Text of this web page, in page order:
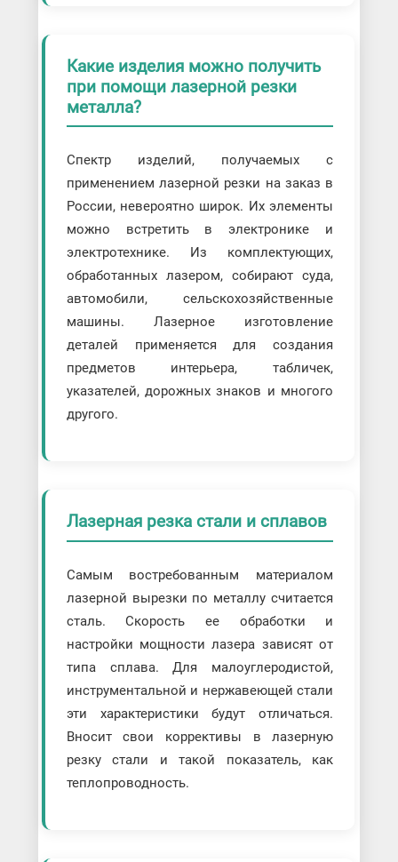
Какие изделия можно получить
при помощи лазерной резки
металла?
Спектр изделий, получаемых с
применением лазерной резки на заказ в
России, невероятно широк. Их элементы
можно встретить в электронике и
электротехнике. Из комплектующих,
обработанных лазером, собирают суда,
автомобили, сельскохозяйственные
машины. Лазерное изготовление
деталей применяется для создания
предметов интерьера, табличек,
указателей, дорожных знаков и многого
другого.
Лазерная резка стали и сплавов
Самым востребованным материалом
лазерной вырезки по металлу считается
сталь. Скорость ее обработки и
настройки мощности лазера зависят от
типа сплава. Для малоуглеродистой,
инструментальной и нержавеющей стали
эти характеристики будут отличаться.
Вносит свои коррективы в лазерную
резку стали и такой показатель, как
теплопроводность.